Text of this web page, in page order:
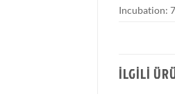
Incubation:
İLGILI